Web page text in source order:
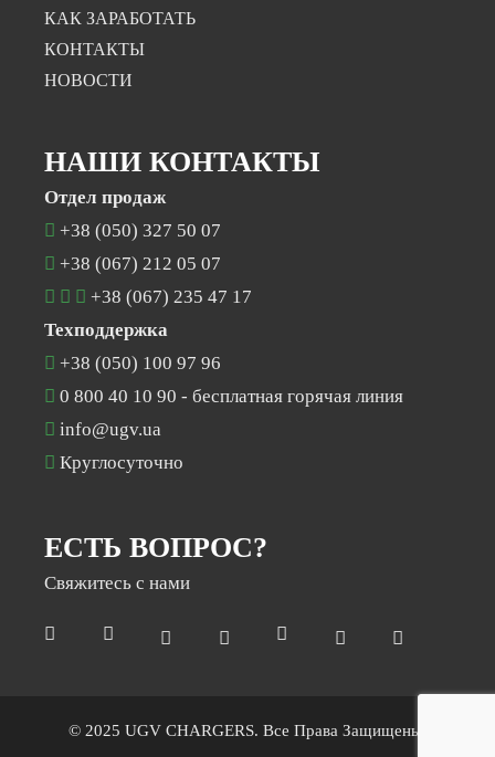
КАК ЗАРАБОТАТЬ
КОНТАКТЫ
НОВОСТИ
НАШИ КОНТАКТЫ
Отдел продаж
+38 (050) 327 50 07
+38 (067) 212 05 07
+38 (067) 235 47 17
Техподдержка
+38 (050) 100 97 96
0 800 40 10 90 - бесплатная горячая линия
info@ugv.ua
Круглосуточно
ЕСТЬ ВОПРОС?
Свяжитесь с нами
© 2025 UGV CHARGERS. Все Права Защищены.